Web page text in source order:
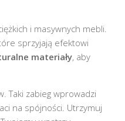
i masywnych mebli.
sprzyjają efektowi
materiały, aby
Taki zabieg wprowadzi
na spójności. Utrzymuj